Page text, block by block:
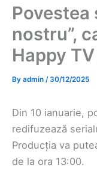
Povestea
nostru”,
Happy
By admin /30/12/2025
Din 10 ianuarie,
redifuzează
Producția va
de la ora 13:00.